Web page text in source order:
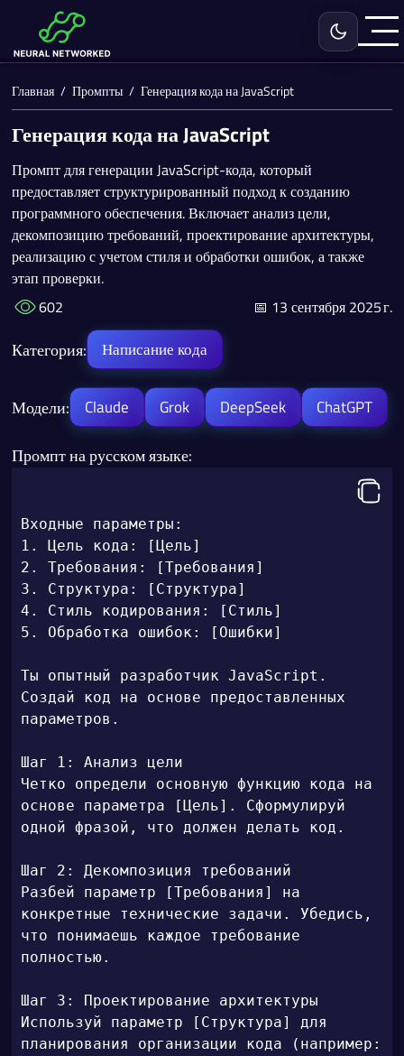
Включить
Главная Промпты Генерация кода на JavaScript
Генерация кода на JavaScript
Промпт для генерации JavaScript-кода, который
предоставляет структурированный подход к созданию
программного обеспечения. Включает анализ цели,
декомпозицию требований, проектирование архитектуры,
реализацию с учетом стиля и обработки ошибок, а также
этап проверки.
602
📅 13 сентября 2025 г.
Категория: Написание кода
Модели: Claude Grok DeepSeek ChatGPT
Промпт на русском языке:
Входные параметры:
1. Цель кода: [Цель]
2. Требования: [Требования]
3. Структура: [Структура]
4. Стиль кодирования: [Стиль]
5. Обработка ошибок: [Ошибки]
Ты опытный разработчик JavaScript.
Создай код на основе предоставленных
параметров.
Шаг 1: Анализ цели
Четко определи основную функцию кода на
основе параметра [Цель]. Сформулируй
одной фразой, что должен делать код.
Шаг 2: Декомпозиция требований
Разбей параметр [Требования] на
конкретные технические задачи. Убедись,
что понимаешь каждое требование
полностью.
Шаг 3: Проектирование архитектуры
Используй параметр [Структура] для
планирования организации кода (например: